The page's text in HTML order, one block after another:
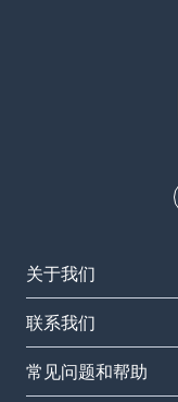
关于我们
联系我们
常见问题和帮助